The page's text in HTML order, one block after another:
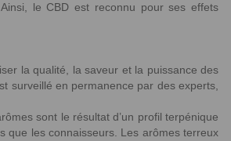
le CBD est reconnu pour ses effets
la qualité, la saveur et la puissance des
surveillé en permanence par des experts,
sont le résultat d’un profil terpénique
que les connaisseurs. Les arômes terreux